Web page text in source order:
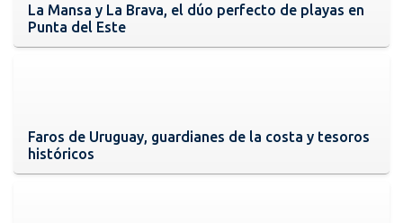
La Mansa y La Brava, el dúo perfecto de playas en
Punta del Este
Faros de Uruguay, guardianes de la costa y tesoros
históricos